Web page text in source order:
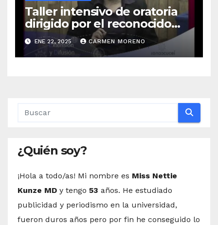
Taller intensivo de oratoria
dirigido por el reconocido
Norberto Rizzo en la Casa de
la Cultura
ENE 22, 2025 CARMEN MORENO
¿Quién soy?
¡Hola a todo/as! Mi nombre es Miss Nettie
Kunze MD y tengo 53 años. He estudiado
publicidad y periodismo en la universidad,
fueron duros años pero por fin he conseguido lo